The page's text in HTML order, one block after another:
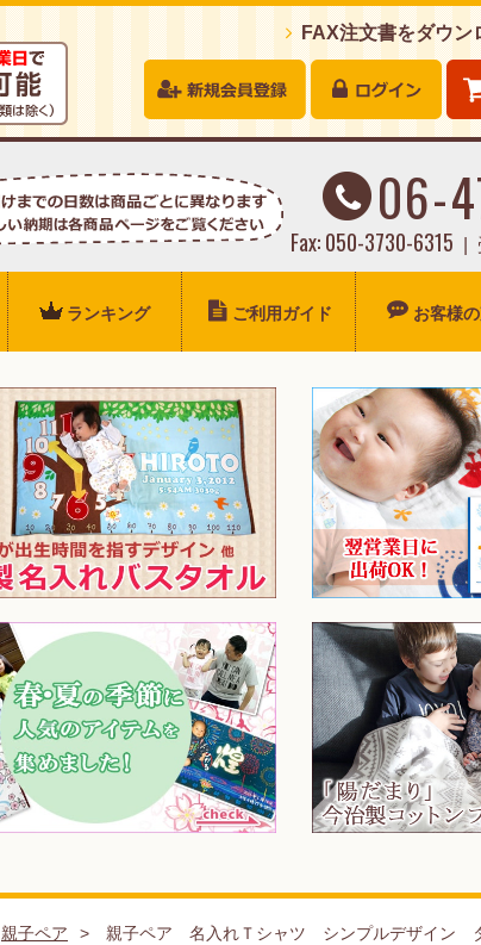
FAX注文書をダウン
06-
Fax: 050-3730-6315
ランキング ご利用ガイド お客様
親子ペア 親子ペア 名入れＴシャツ シンプルデザイン